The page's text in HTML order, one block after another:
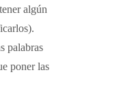
algún
palabras
poner las